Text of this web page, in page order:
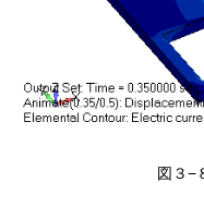
図３−８．渦電流